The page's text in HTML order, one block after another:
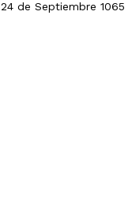
24 de Septiembre 1065